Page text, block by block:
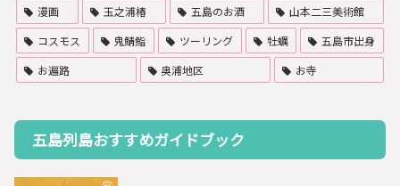
漫画
玉之浦椿 五島のお酒
山本二三美術館
コスモス
鬼鯖鮨 ツーリング 牡蠣
五島市出身
お遍路
奥浦地区 お寺
五島列島おすすめガイドブック